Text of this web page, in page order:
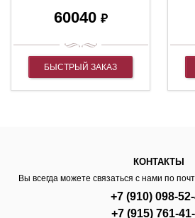
60040 ₽
БЫСТРЫЙ ЗАКАЗ
КОНТАКТЫ
Вы всегда можете связаться с нами по
+7 (910) 098-
+7 (915) 761-